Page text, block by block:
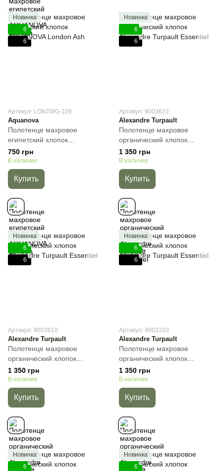
Новинка
6
6
Артикул: LONTWG-109
Aquanova
Полотенце махровое
египетский хлопок
AQUANOVA London Ash,
Кофейный, 30х50 см, Для
рук
750 грн
В наличии
Купить
Новинка
6
6
Артикул: 9003622
Alexandre Turpault
Полотенце махровое
органический хлопок
Alexandre Turpault Essentiel,
Белый, 40х60 см, Гостевое
1 350 грн
В наличии
Купить
Новинка
6
6
Артикул: 9003610
Alexandre Turpault
Полотенце махровое
органический хлопок
Alexandre Turpault Essentiel,
Кремовый, 40х60 см,
Гостевое
1 350 грн
В наличии
Купить
Новинка
6
6
Артикул: 9003310
Alexandre Turpault
Полотенце махровое
органический хлопок
Alexandre Turpault Essentiel,
Тёмно-серый, 40х60 см,
Гостевое
1 350 грн
В наличии
Купить
Новинка
6
Новинка
6